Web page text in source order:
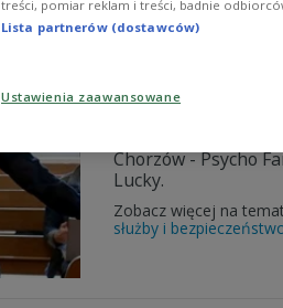
"Maślak" i
gangu Psycho
Sąd Okręgowy w
Chorzów - Psycho
Lucky.
Zobacz więcej na
służby i
treści, pomiar reklam i treści, badnie
Lista partnerów (dostawców)
Ustawienia zaawansowane